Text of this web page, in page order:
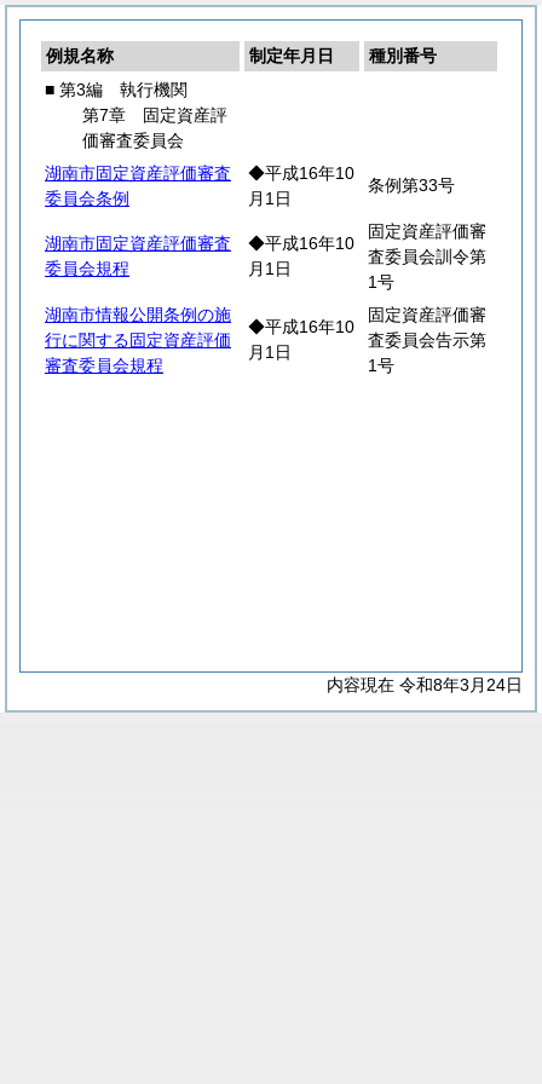
例規名称 制定年月日
種別番号
■ 第3編 執行機関
第7章 固定資産評
価審査委員会
湖南市固定資産評価審査
委員会条例
◆平成16年10
月1日
条例第33号
湖南市固定資産評価審査
委員会規程
◆平成16年10
月1日
固定資産評価審
査委員会訓令第
1号
湖南市情報公開条例の施
行に関する固定資産評価
審査委員会規程
◆平成16年10
月1日
固定資産評価審
査委員会告示第
1号
内容現在 令和8年3月24日